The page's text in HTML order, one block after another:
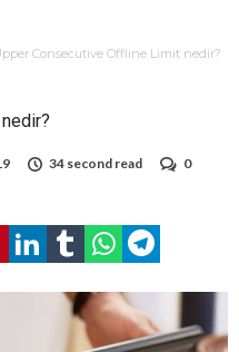
Consecutive Offline Limit nedir?
34 second read
0